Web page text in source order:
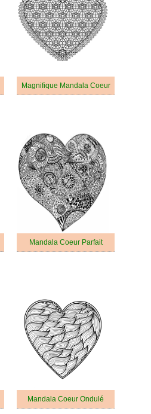
Magnifique Mandala Coeur
Mandala Coeur Parfait
Mandala Coeur Ondulé